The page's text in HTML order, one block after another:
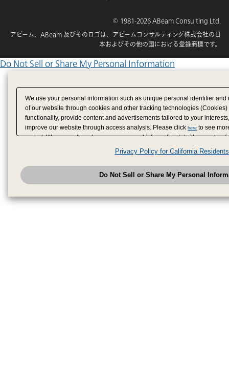
© 1981-2026 ABeam Consulting Ltd.
アビーム、ABeam 及びそのロゴは、アビームコンサルティング株式会社の日
本およびその他の国における登録商標です。
Do Not Sell or Share My Personal Information
We use your personal information such as unique personal identifier
of our website through cookies and other tracking technologies
functionality, provide content and advertisements tailored to your
improve our website through access analysis. Please click here to see
period. We may sell or share your personal information to/with our
have provided to them or that they have collected from your use of their
analyze and optimize advertisements delivered to you by businesses
have the right to opt out of sale or share of your personal information by
to exercise your right. If we have detected an opt-out
honored.Change your sell or share preference
Privacy Policy for California Residents
Do Not Sell or Share My Personal